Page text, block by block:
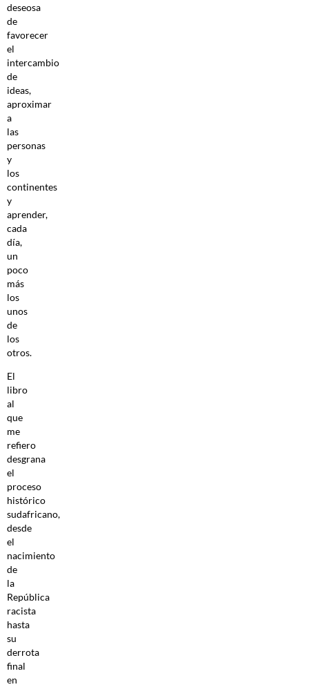
deseosa
de
favorecer
el
intercambio
de
ideas,
aproximar
a
las
personas
y
los
continentes
y
aprender,
cada
día,
un
poco
más
los
unos
de
los
otros.
El
libro
al
que
me
refiero
desgrana
el
proceso
histórico
sudafricano,
desde
el
nacimiento
de
la
República
racista
hasta
su
derrota
final
en